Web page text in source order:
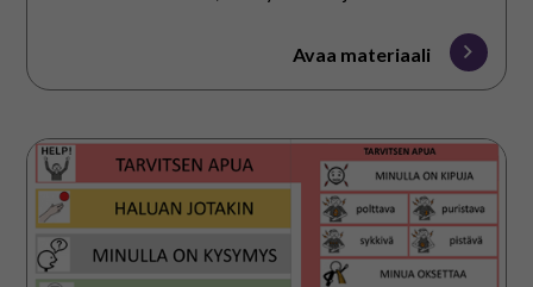
sairaalassa ollessaan. Passi ei ole lääketieteellinen
Avaa materiaali
Viestiapuri
sairaalaan